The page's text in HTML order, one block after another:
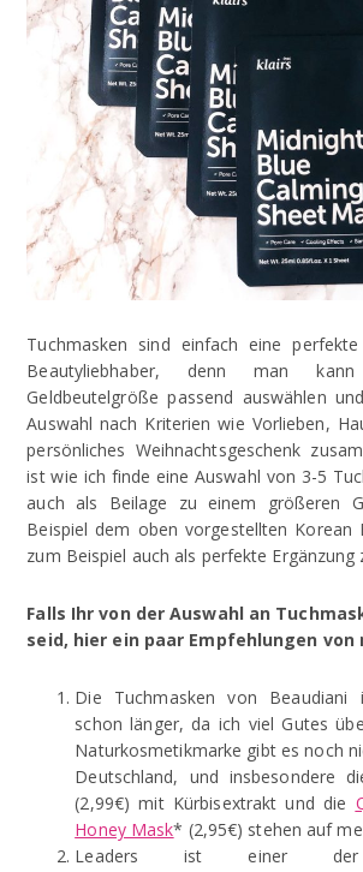
Tuchmasken sind einfach eine
Beautyliebhaber, denn man
Geldbeutelgröße passend auswählen
Auswahl nach Kriterien wie Vorlieben,
persönliches Weihnachtsgeschenk
ist wie ich finde eine Auswahl von 3-5
auch als Beilage zu einem größeren
Beispiel dem oben vorgestellten Korean
zum Beispiel auch als perfekte Ergänzung
Falls Ihr von der Auswahl an
seid, hier ein paar Empfehlungen von
Die Tuchmasken von Beaudiani
schon länger, da ich viel Gutes
Naturkosmetikmarke gibt es noch
Deutschland, und insbesondere
(2,99€) mit Kürbisextrakt und die
Honey Mask* (2,95€) stehen auf
Leaders ist einer der